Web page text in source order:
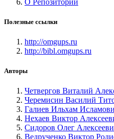
Полезные ссылки
http://omgups.ru
http://bibl.omgups.ru
Авторы
Четвергов Виталий
Черемисин Василий
Галиев Ильхам
Нехаев Виктор
Сидоров Олег
Ведрученко Виктор